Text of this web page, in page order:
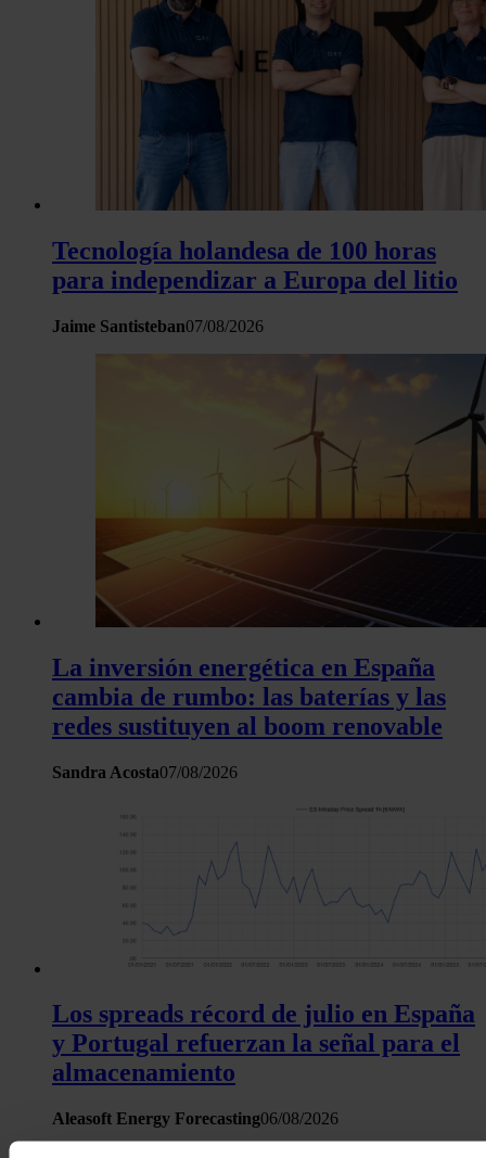
Tecnología holandesa de 100 horas
para independizar a Europa del litio
Jaime Santisteban07/08/2026
La inversión energética en España
cambia de rumbo: las baterías y las
redes sustituyen al boom renovable
Sandra Acosta07/08/2026
Los spreads récord de julio en España
y Portugal refuerzan la señal para el
almacenamiento
Aleasoft Energy Forecasting06/08/2026